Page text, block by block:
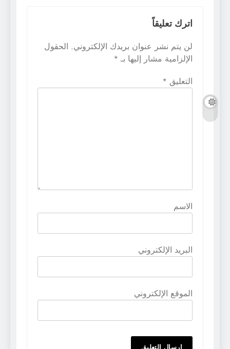
اترك تعليقاً
لن يتم نشر عنوان بريدك الإلكتروني. الحقول
الإلزامية مشار إليها بـ*
التعليق*
الاسم
البريد الإلكتروني
الموقع الإلكتروني